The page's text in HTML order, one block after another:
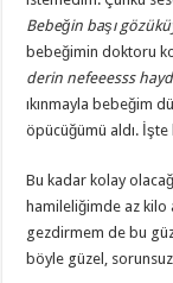
Bebeğin başı
bebeğimin doktoru
derin nefeeesss
ıkınmayla bebeğim
öpücüğümü aldı.
Bu kadar kolay
hamileliğimde az kilo
gezdirmem de bu
böyle güzel,